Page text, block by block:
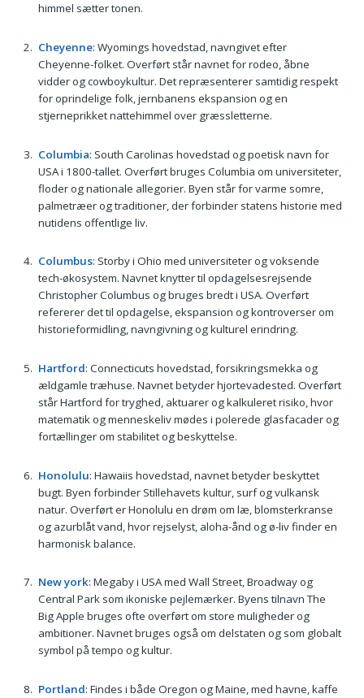
himmel sætter tonen.
Cheyenne: Wyomings hovedstad, navngivet efter
Cheyenne-folket. Overført står navnet for rodeo, åbne
vidder og cowboykultur. Det repræsenterer samtidig respekt
for oprindelige folk, jernbanens ekspansion og en
stjerneprikket nattehimmel over græssletterne.
Columbia: South Carolinas hovedstad og poetisk navn for
USA i 1800-tallet. Overført bruges Columbia om universiteter,
floder og nationale allegorier. Byen står for varme somre,
palmetræer og traditioner, der forbinder statens historie med
nutidens offentlige liv.
Columbus: Storby i Ohio med universiteter og voksende
tech-økosystem. Navnet knytter til opdagelsesrejsende
Christopher Columbus og bruges bredt i USA. Overført
refererer det til opdagelse, ekspansion og kontroverser om
historieformidling, navngivning og kulturel erindring.
Hartford: Connecticuts hovedstad, forsikringsmekka og
ældgamle træhuse. Navnet betyder hjortevadested. Overført
står Hartford for tryghed, aktuarer og kalkuleret risiko, hvor
matematik og menneskeliv mødes i polerede glasfacader og
fortællinger om stabilitet og beskyttelse.
Honolulu: Hawaiis hovedstad, navnet betyder beskyttet
bugt. Byen forbinder Stillehavets kultur, surf og vulkansk
natur. Overført er Honolulu en drøm om læ, blomsterkranse
og azurblåt vand, hvor rejselyst, aloha-ånd og ø-liv finder en
harmonisk balance.
New york: Megaby i USA med Wall Street, Broadway og
Central Park som ikoniske pejlemærker. Byens tilnavn The
Big Apple bruges ofte overført om store muligheder og
ambitioner. Navnet bruges også om delstaten og som globalt
symbol på tempo og kultur.
Portland: Findes i både Oregon og Maine, med havne, kaffe